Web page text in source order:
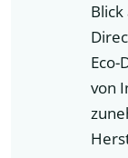
Blick
Eco-
von